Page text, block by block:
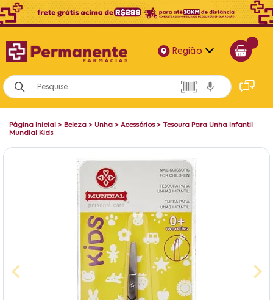
Região
Alagoas
Bahia
Página Inicial > Beleza > Unha > Acessórios> Tesoura Para Unha Infantil
Mundial Kids